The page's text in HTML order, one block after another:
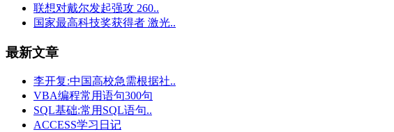
联想对戴尔发起强攻 260..
国家最高科技奖获得者 激光..
最新文章
李开复:中国高校急需根据社..
VBA编程常用语句300句
SQL基础:常用SQL语句..
ACCESS学习日记